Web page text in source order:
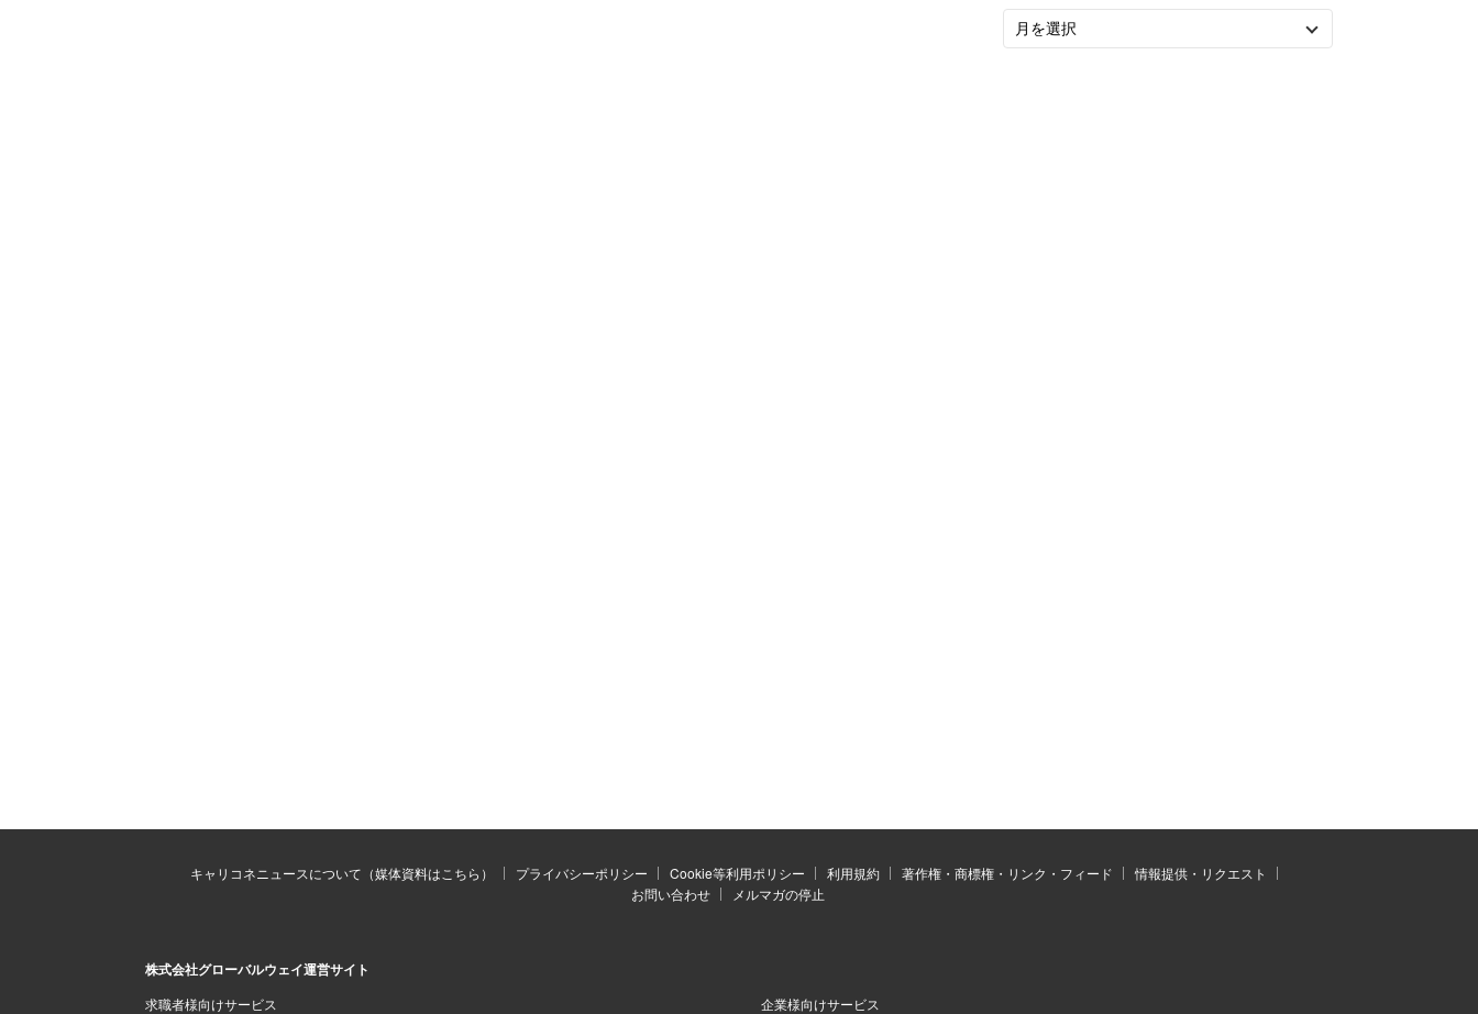
キャリコネニュースについて（媒体資料はこちら） プライバシーポリシー Cookie等利用ポリシー 利用規約 著作権・商標権・リンク・フィード
情報提供・リクエスト
お問い合わせ
メルマガの停止
株式会社グローバルウェイ運営サイト
求職者様向けサービス 企業様向けサービス